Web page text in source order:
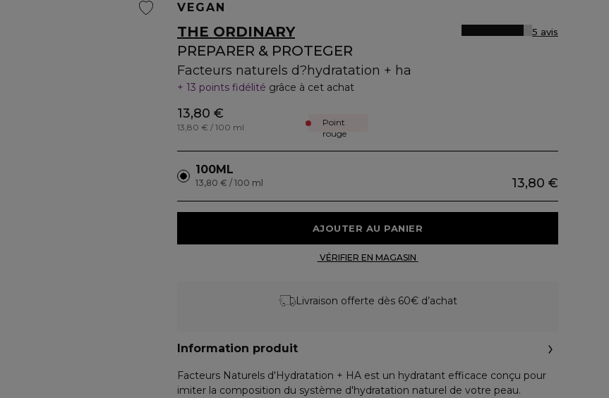
VEGAN
THE ORDINARY
PREPARER & PROTEGER
Facteurs naturels d?hydratation + ha
5 avis
13 points fidélité grâce à cet achat
13,80 €
13,80 € / 100 ml
Point
rouge
100ML
13,80 €
13,80 € / 100 ml
Livraison offerte dès 60€ d’achat
Information produit
Facteurs Naturels d'Hydratation + HA est un hydratant efficace conçu pour
imiter la composition du système d'hydratation naturel de votre peau.